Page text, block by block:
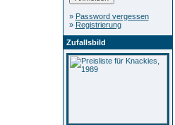
» Password vergessen
» Registrierung
Zufallsbild